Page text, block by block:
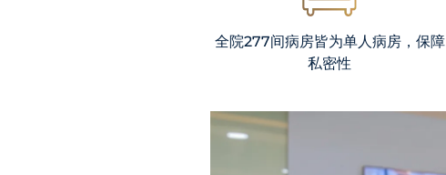
全院277间病房皆为单人病房，保障
私密性